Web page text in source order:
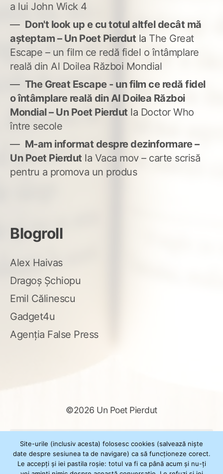
a lui John Wick 4
Don't look up e cu totul altfel decât mă
așteptam – Un Poet Pierdut la The Great
Escape – un film ce redă fidel o întâmplare
reală din Al Doilea Război Mondial
The Great Escape - un film ce redă fidel
o întâmplare reală din Al Doilea Război
Mondial – Un Poet Pierdut la Doctor Who
între secole
M-am informat despre dezinformare –
Un Poet Pierdut la Vaca mov – carte scrisă
pentru a promova un produs
Blogroll
Alex Haivas
Dragoș Șchiopu
Emil Călinescu
Gadget4u
Agenția False Press
©2026 Un Poet Pierdut
după:
Site-urile (inclusiv acesta) folosesc cookies (salvează niște
date despre sesiunea ta de navigare) ca să funcționeze corect.
Le accepți și iei pastila roșie: totul va fi ca până acum și nu-ți